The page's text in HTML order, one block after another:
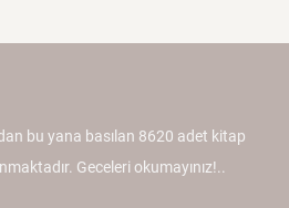
bu yana basılan 8620 adet kitap
Geceleri okumayınız!..